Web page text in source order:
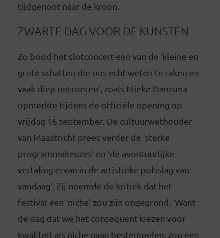
tijdgenoot naar de kroon.
ZWARTE DAG VOOR DE KUNSTEN
Zo bood het slotconcert een van de ‘kleine en
grote schatten die ons echt weten te raken en
vaak diep ontroeren’, zoals Mieke Damsma
opmerkte tijdens de officiële opening op
vrijdag 16 september. De cultuurwethouder
van Maastricht prees verder de ‘sterke
programmakeuzes’ en ‘de avontuurlijke
vertaling ervan in de artistieke polsslag van
vandaag’. Zij noemde de kritiek dat het
festival een ‘niche’ zou zijn ongegrond. ‘Want
de dag dat we het consequent kiezen voor
kwaliteit als niche gaan bestempelen, zou een